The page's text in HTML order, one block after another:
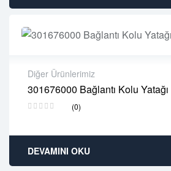
Diğer Ürünlerimiz
301676000 Bağlantı Kolu Yatağı
(0)
2 years warranty
Delivery time: 1-2 business days
DEVAMINI OKU